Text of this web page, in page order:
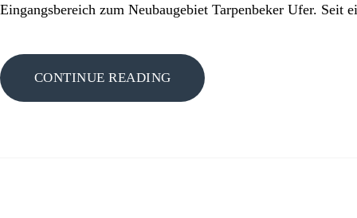
Eingangsbereich zum Neubaugebiet Tarpenbeker Ufer.
CONTINUE READING